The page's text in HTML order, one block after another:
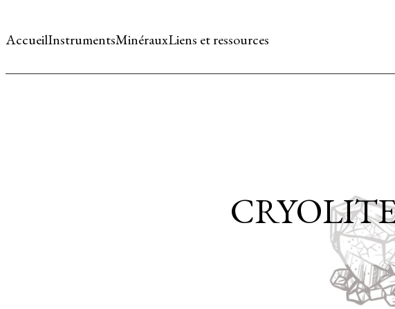
AccueilInstrumentsMinérauxLiens et ressources